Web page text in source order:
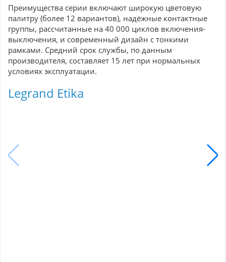
Преимущества серии включают широкую цветовую
палитру (более 12 вариантов), надёжные контактные
группы, рассчитанные на 40 000 циклов включения-
выключения, и современный дизайн с тонкими
рамками. Средний срок службы, по данным
производителя, составляет 15 лет при нормальных
условиях эксплуатации.
Legrand Etika